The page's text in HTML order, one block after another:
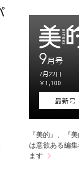
9月号
7月22日
￥1,100
最新号
『美的』、『
は意欲ある編
ます